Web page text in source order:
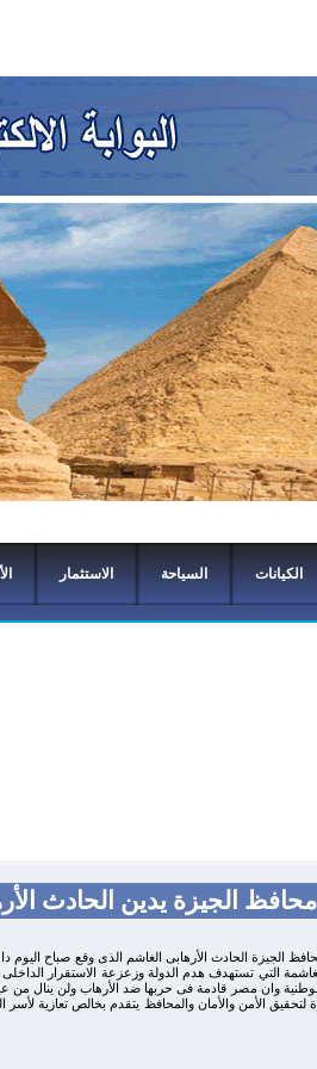
الكيانات السياحة الاستثمار
محافظ الجيزة يدين الحادث
الجيزة الحادث الأرهابى الغاشم الذى وقع صباح اليوم
التي تستهدف هدم الدولة وزعزعة الاستقرار
وان مصر قادمة فى حربها ضد الأرهاب ولن ينال من
الأمن والأمان والمحافظ يتقدم بخالص تعازية لأسر